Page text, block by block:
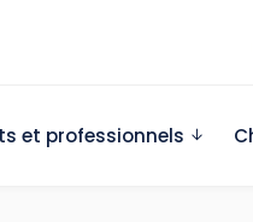
et professionnels